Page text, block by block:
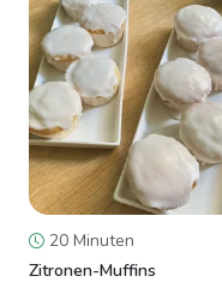
20 Minuten
Zitronen-Muffins